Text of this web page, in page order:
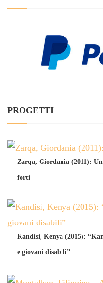
PROGETTI
Zarqa, Giordania (2011):
forti
Kandisi, Kenya (2015):
e giovani disabili”